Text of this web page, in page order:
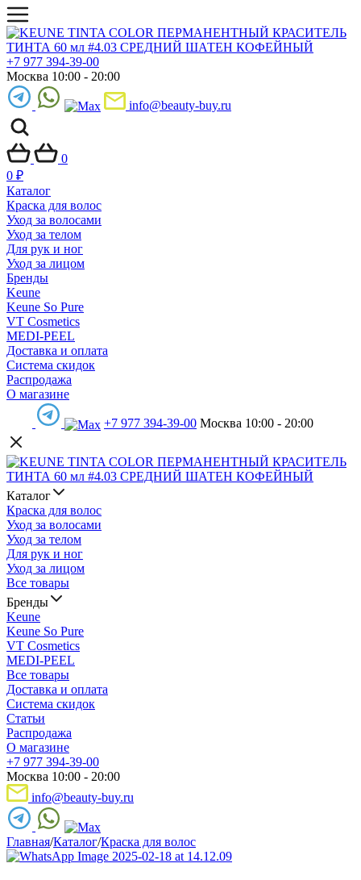
+7 977 394-39-00
Москва 10:00 - 20:00
info@beauty-buy.ru
0
0 ₽
Каталог
Краска для волос
Уход за волосами
Уход за телом
Для рук и ног
Уход за лицом
Бренды
Keune
Keune So Pure
VT Cosmetics
MEDI-PEEL
Доставка и оплата
Система скидок
Распродажа
О магазине
+7 977 394-39-00 Москва 10:00 - 20:00
Каталог
Краска для волос
Уход за волосами
Уход за телом
Для рук и ног
Уход за лицом
Все товары
Бренды
Keune
Keune So Pure
VT Cosmetics
MEDI-PEEL
Все товары
Доставка и оплата
Система скидок
Статьи
Распродажа
О магазине
+7 977 394-39-00
Москва 10:00 - 20:00
info@beauty-buy.ru
Главная/Каталог/Краска для волос